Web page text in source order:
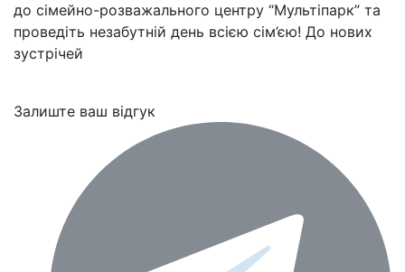
до сімейно-розважального центру “Мультіпарк” та
проведіть незабутній день всією сім’єю! До нових
зустрічей
Залиште ваш відгук